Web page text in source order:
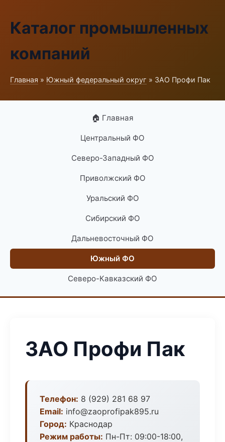
Каталог промышленных
компаний
Главная » Южный федеральный округ » ЗАО Профи Пак
🏠 Главная
Центральный ФО
Северо-Западный ФО
Приволжский ФО
Уральский ФО
Сибирский ФО
Дальневосточный ФО
Южный ФО
Северо-Кавказский ФО
ЗАО Профи Пак
Телефон: 8 (929) 281 68 97
Email: info@zaoprofipak895.ru
Город: Краснодар
Режим работы: Пн-Пт: 09:00-18:00,